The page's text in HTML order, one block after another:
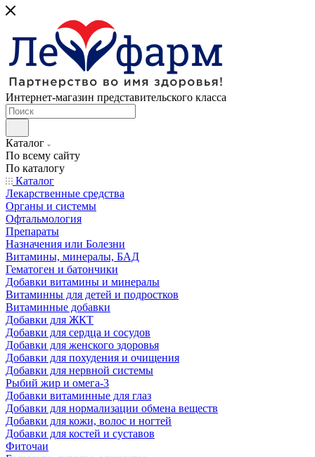
Интернет-магазин представительского класса
Каталог
По всему сайту
По каталогу
Каталог
Лекарственные средства
Органы и системы
Офтальмология
Препараты
Назначения или Болезни
Витамины, минералы, БАД
Гематоген и батончики
Добавки витамины и минералы
Витаминны для детей и подростков
Витаминные добавки
Добавки для ЖКТ
Добавки для сердца и сосудов
Добавки для женского здоровья
Добавки для похудения и очищения
Добавки для нервной системы
Рыбий жир и омега-3
Добавки витаминные для глаз
Добавки для нормализации обмена веществ
Добавки для кожи, волос и ногтей
Добавки для костей и суставов
Фиточаи